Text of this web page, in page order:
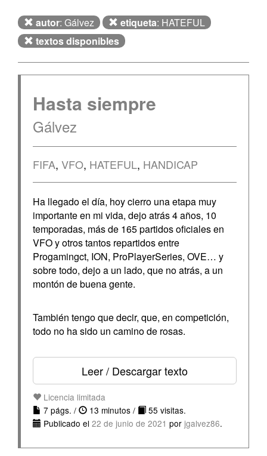
autor: Gálvez etiqueta: HATEFUL
textos disponibles
Hasta siempre
Gálvez
FIFA, VFO, HATEFUL, HANDICAP
Ha llegado el día, hoy cierro una etapa muy
importante en mi vida, dejo atrás 4 años, 10
temporadas, más de 165 partidos oficiales en
VFO y otros tantos repartidos entre
Progamingct, ION, ProPlayerSeries, OVE… y
sobre todo, dejo a un lado, que no atrás, a un
montón de buena gente.
También tengo que decir, que, en competición,
todo no ha sido un camino de rosas.
Leer / Descargar texto
Licencia limitada
7 págs. /
13 minutos /
55 visitas.
Publicado el 22 de junio de 2021 por jgalvez86.